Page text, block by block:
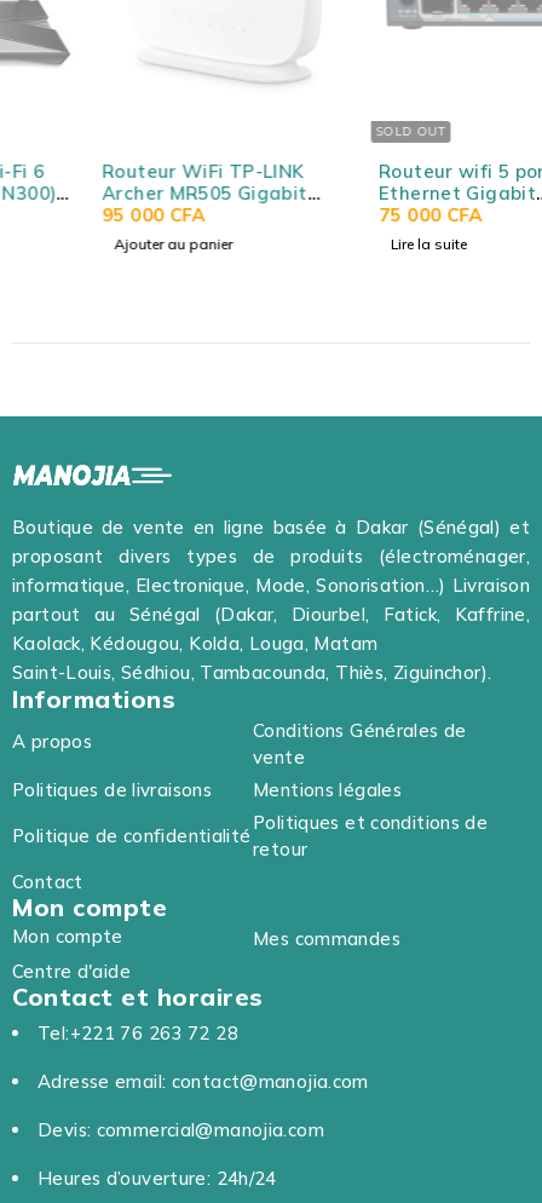
Routeur WiFi TP-LINK
Archer MR505 Gigabit
AC1200 bi-bande (AC867
+ N300) et modem 4G+
CFA
Ajouter au panier
Routeur wifi 5 ports
Ethernet Gigabit
MIKROTIK HEX S (2025)
E60IUGS avec SFP 2.5G,
CFA
Boutique de vente en ligne basée à Dakar (Sénégal) et
proposant divers types de produits (électroménager,
informatique, Electronique, Mode, Sonorisation…) Livraison
partout au Sénégal (Dakar, Diourbel, Fatick, Kaffrine,
Kaolack, Kédougou, Kolda, Louga, Matam
Saint-Louis, Sédhiou, Tambacounda, Thiès, Ziguinchor).
Informations
A propos
Conditions Générales de
vente
Politiques de livraisons
Mentions légales
Politique de confidentialité
Politiques et conditions de
retour
Contact
Mon compte
Mon compte
Mes commandes
Centre d'aide
Contact et horaires
Tel:+221 76 263 72 28
Adresse email: contact@manojia.com
Devis: commercial@manojia.com
Heures d’ouverture: 24h/24